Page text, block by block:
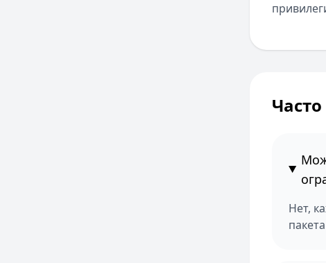
Нет,